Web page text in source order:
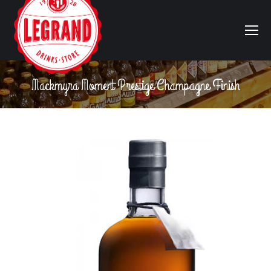
Mackmyra Moment Prestige Champagne Finish
Vous êtes ici :